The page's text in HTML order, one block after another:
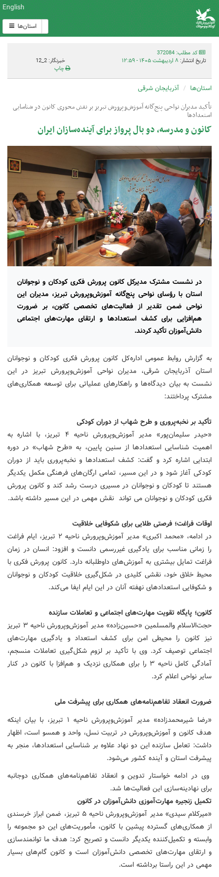
English
استان‌ها
کد مطلب: 372084
تاریخ انتشار: ۸ اردیبهشت ۱۴۰۵ - ۱۲:۵۹
خبرنگار: 2_12
چاپ
استان‌ها آذربایجان شرقی
تأکید مدیران نواحی پنج‌گانه آموزش‌وپرورش تبریز بر نقش محوری کانون در شناسایی
استعدادها
کانون و مدرسه، دو بال پرواز برای آینده‌سازان ایران
در نشست مشترک مدیرکل کانون پرورش فکری کودکان و نوجوانان
استان با رؤسای نواحی پنج‌گانه آموزش‌وپرورش تبریز، مدیران این
نواحی ضمن تقدیر از فعالیت‌های تخصصی کانون، بر ضرورت
هم‌افزایی برای کشف استعدادها و ارتقای مهارت‌های اجتماعی
دانش‌آموزان تأکید کردند.
به گزارش روابط عمومی اداره‌کل کانون پرورش فکری کودکان و نوجوانان
استان آذربایجان شرقی، مدیران نواحی آموزش‌وپرورش تبریز در این
نشست به بیان دیدگاه‌ها و راهکارهای عملیاتی برای توسعه همکاری‌های
مشترک پرداختند:
تأکید بر نخبه‌پروری و طرح شهاب از دوران کودکی
«حیدر سلیمان‌پور» مدیر آموزش‌وپرورش ناحیه ۴ تبریز، با اشاره به
اهمیت شناسایی استعدادها از سنین پایین، به «طرح شهاب» در دوره
ابتدایی اشاره کرد و گفت: کشف استعدادها و نخبه‌پروری باید از دوران
کودکی آغاز شود و در این مسیر، تمامی ارگان‌های فرهنگی مکمل یکدیگر
هستند تا کودکان و نوجوانان در مسیری درست رشد کند و کانون پرورش
فکری کودکان و نوجوانان می تواند نقش مهمی در این مسیر داشته باشد.
اوقات فراغت؛ فرصتی طلایی برای شکوفایی خلاقیت
در ادامه، «محمد اکبری» مدیر آموزش‌وپرورش ناحیه ۲ تبریز، ایام فراغت
را زمانی مناسب برای یادگیری غیررسمی دانست و افزود: انسان در زمان
فراغت تمایل بیشتری به آموزش‌های داوطلبانه دارد. کانون پرورش فکری با
محیط خلاق خود، نقشی کلیدی در شکل‌گیری خلاقیت کودکان و نوجوانان
و شکوفایی استعدادهای نهفته آنان در این ایام ایفا می‌کند.
کانون؛ پایگاه تقویت مهارت‌های اجتماعی و تعاملات سازنده
حجت‌الاسلام‌ والمسلمین «حسین‌زاده» مدیر آموزش‌وپرورش ناحیه ۳ تبریز
نیز کانون را محیطی امن برای کشف استعداد و یادگیری مهارت‌های
اجتماعی توصیف کرد. وی با تأکید بر لزوم شکل‌گیری تعاملات منسجم،
آمادگی کامل ناحیه ۳ را برای همکاری نزدیک و هم‌افزا با کانون در کنار
سایر نواحی اعلام کرد.
ضرورت انعقاد تفاهم‌نامه‌های همکاری برای پیشرفت ملی
«رضا شیرمحمدزاده» مدیر آموزش‌وپرورش ناحیه ۱ تبریز، با بیان اینکه
هدف کانون و آموزش‌وپرورش در تربیت نسل، واحد و همسو است، اظهار
داشت: تعامل سازنده این دو نهاد علاوه بر شناسایی استعدادها، منجر به
پیشرفت استان و آینده کشور می‌شود.
وی در ادامه خواستار تدوین و انعقاد تفاهم‌نامه‌های همکاری دوجانبه
برای نهادینه‌سازی این فعالیت‌ها شد.
تکمیل زنجیره مهارت‌آموزی دانش‌آموزان در کانون
«میرکلام سیدی» مدیر آموزش‌وپرورش ناحیه ۵ تبریز، ضمن ابراز خرسندی
از همکاری‌های گسترده پیشین با کانون، مأموریت‌های این دو مجموعه را
وابسته و تکمیل‌کننده یکدیگر دانست و تصریح کرد: هدف ما توانمندسازی
و ارتقای مهارت‌های تخصصی دانش‌آموزان است و کانون گام‌های بسیار
مهمی در این راستا برداشته است.